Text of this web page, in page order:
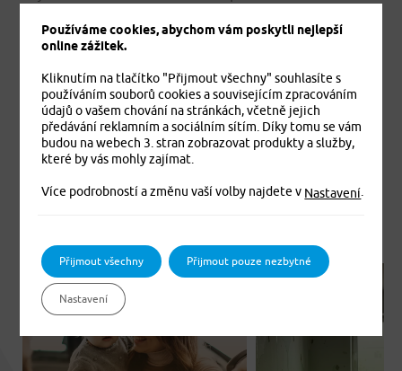
majetkového pojištění za bezeškodní průběh, a to již při
sjednání pojistné smlouvy. Klienti, kteří mají standardní
zdravotní pojištění u VZP, získávají navíc slevu ve výši 30
%. Pojištění veškerého rodinného majetku i
odpovědnosti lze mít v jedné smlouvě. Více informací
naleznete na webuPojištění majetku a odpovědnosti
občanů.
BLOG
Používáme cookies, abychom vám poskytli nejlepší
online zážitek.
Kliknutím na tlačítko "Přijmout všechny" souhlasíte s
používáním souborů cookies a souvisejícím zpracováním
údajů o vašem chování na stránkách, včetně jejich
předávání reklamním a sociálním sítím. Díky tomu se vám
budou na webech 3. stran zobrazovat produkty a služby,
které by vás mohly zajímat.
Více podrobností a změnu vaší volby najdete v Nastavení.
Přijmout všechny Přijmout pouze nezbytné
Nastavení